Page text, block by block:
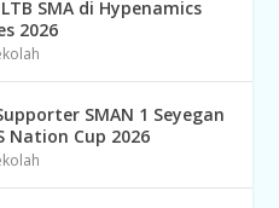
SMA di Hypenamics
2026
SMAN 1 Seyegan
Nation Cup 2026